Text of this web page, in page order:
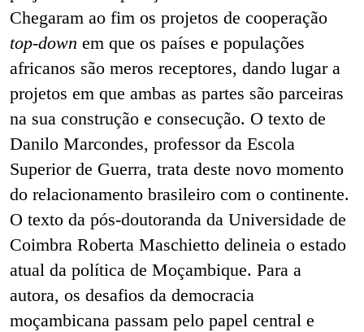
Chegaram ao fim os projetos de cooperação
top-down em que os países e populações
africanos são meros receptores, dando lugar a
projetos em que ambas as partes são parceiras
na sua construção e consecução. O texto de
Danilo Marcondes, professor da Escola
Superior de Guerra, trata deste novo momento
do relacionamento brasileiro com o continente.
O texto da pós-doutoranda da Universidade de
Coimbra Roberta Maschietto delineia o estado
atual da política de Moçambique. Para a
autora, os desafios da democracia
moçambicana passam pelo papel central e